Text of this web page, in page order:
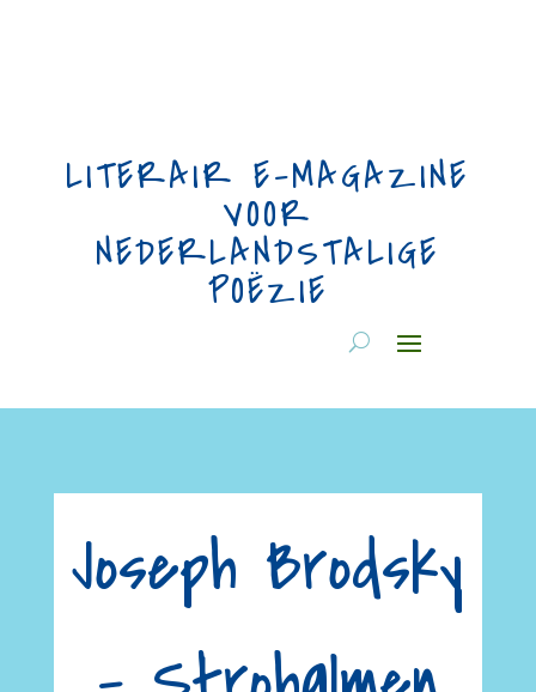
LITERAIR E-MAGAZINE
VOOR
NEDERLANDSTALIGE
POËZIE
Joseph Brodsky